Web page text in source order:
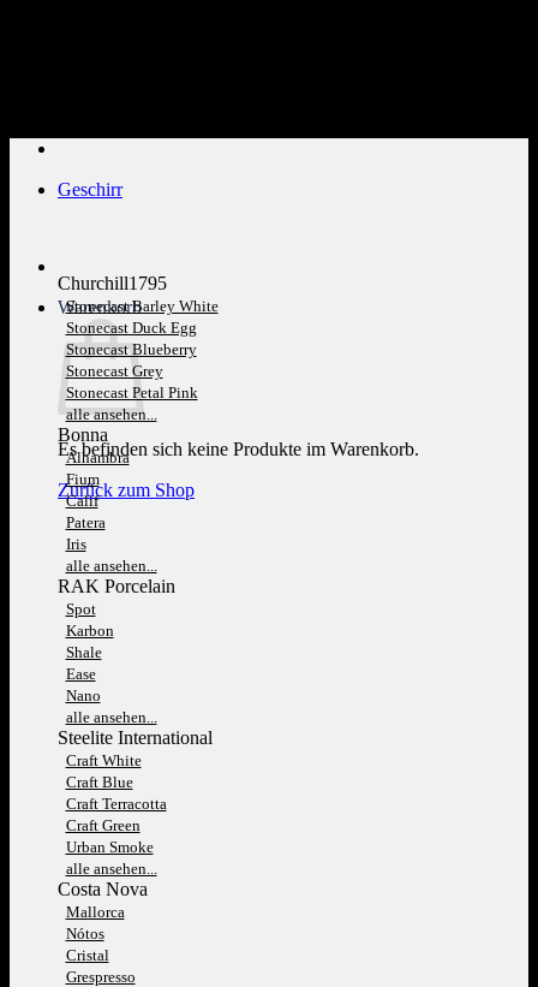
Warenkorb
Es befinden sich keine Produkte im Warenkorb.
Zurück zum Shop
Geschirr
Churchill1795
Stonecast Barley White
Stonecast Duck Egg
Stonecast Blueberry
Stonecast Grey
Stonecast Petal Pink
alle ansehen...
Bonna
Alhambra
Fium
Calif
Patera
Iris
alle ansehen...
RAK Porcelain
Spot
Karbon
Shale
Ease
Nano
alle ansehen...
Steelite International
Craft White
Craft Blue
Craft Terracotta
Craft Green
Urban Smoke
alle ansehen...
Costa Nova
Mallorca
Nótos
Cristal
Grespresso